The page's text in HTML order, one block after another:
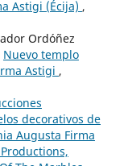
Astigi (Écija) ,
Ordóñez
Nuevo templo
Astigi ,
decorativos de
Augusta Firma